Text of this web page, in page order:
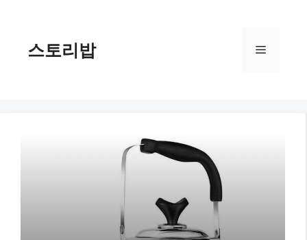
스토리밥 메